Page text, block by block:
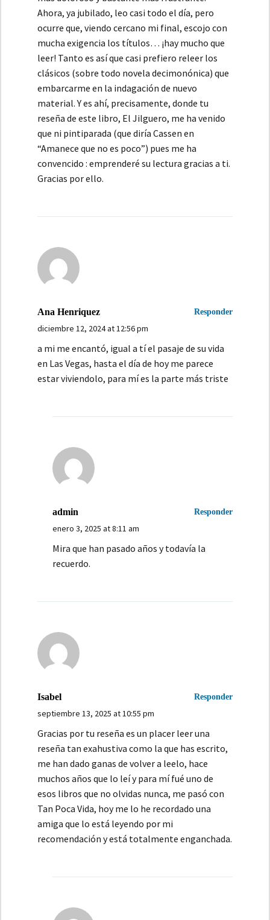
Ahora, ya jubilado, leo casi todo el día, pero
ocurre que, viendo cercano mi final, escojo con
mucha exigencia los títulos… ¡hay mucho que
leer! Tanto es así que casi prefiero releer los
clásicos (sobre todo novela decimonónica) que
embarcarme en la indagación de nuevo
material. Y es ahí, precisamente, donde tu
reseña de este libro, El Jilguero, me ha venido
que ni pintiparada (que diría Cassen en
“Amanece que no es poco”) pues me ha
convencido : emprenderé su lectura gracias a ti.
Gracias por ello.
Ana Henriquez Responder
diciembre 12, 2024 at 12:56 pm
a mi me encantó, igual a tí el pasaje de su vida
en Las Vegas, hasta el día de hoy me parece
estar viviendolo, para mí es la parte más triste
admin Responder
enero 3, 2025 at 8:11 am
Mira que han pasado años y todavía la
recuerdo.
Isabel Responder
septiembre 13, 2025 at 10:55 pm
Gracias por tu reseña es un placer leer una
reseña tan exahustiva como la que has escrito,
me han dado ganas de volver a leelo, hace
muchos años que lo leí y para mí fué uno de
esos libros que no olvidas nunca, me pasó con
Tan Poca Vida, hoy me lo he recordado una
amiga que lo está leyendo por mi
recomendación y está totalmente enganchada.